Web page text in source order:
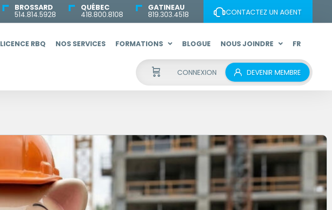
BROSSARD
514.814.5928
QUÉBEC
418.800.8108
GATINEAU
819.303.4518 CONTACTEZ UN AGENT
LICENCE RBQ NOS SERVICES FORMATIONS BLOGUE NOUS JOINDRE FR
CONNEXION DEVENIR MEMBRE